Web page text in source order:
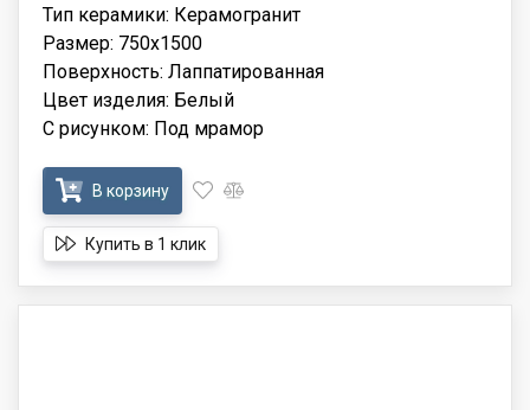
Тип керамики: Керамогранит
Размер: 750x1500
Поверхность: Лаппатированная
Цвет изделия: Белый
С рисунком: Под мрамор
В корзину
Купить в 1 клик